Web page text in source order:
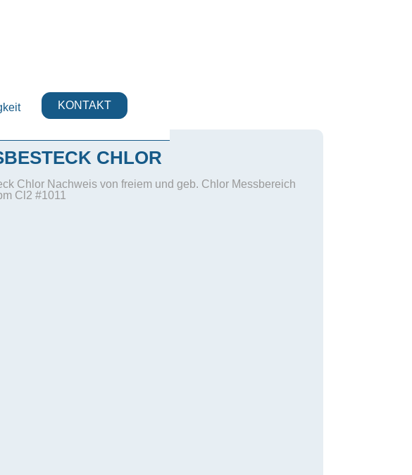
KONTAKT
CHLOR
Chlor Nachweis von freiem und geb. Chlor Messbereich
Cl2 #1011